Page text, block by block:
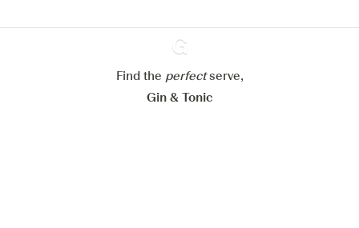
Ginventory
Find the perfectserve,
Gin & Tonic
Paramétrer mes cookies
Refuser tout Accepter tout